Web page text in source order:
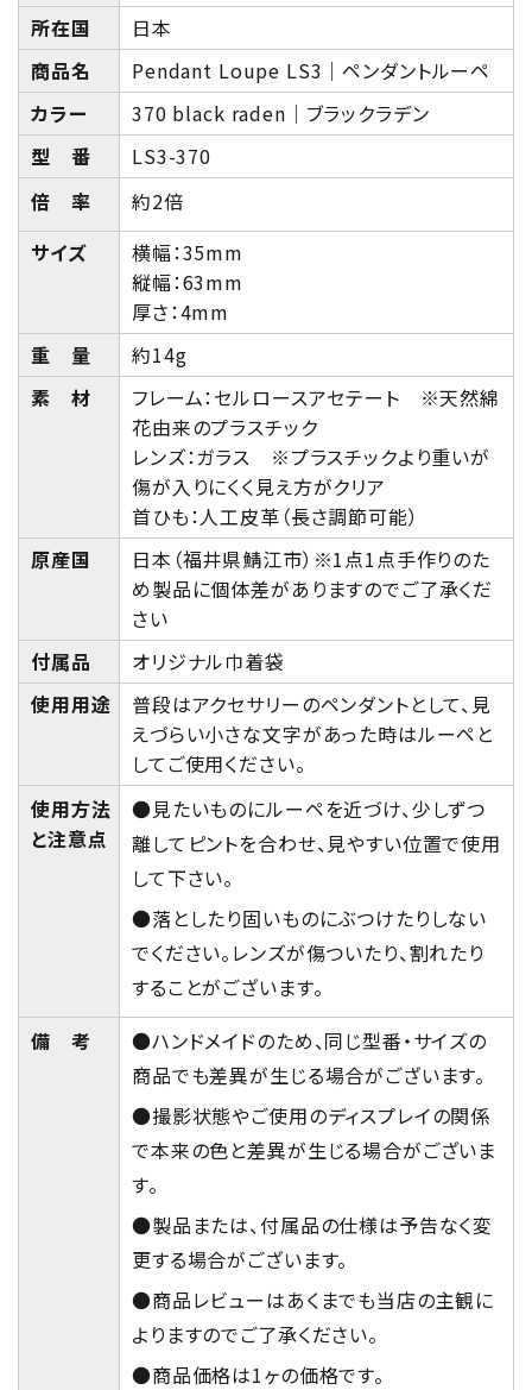
所在国
日本
商品名
Pendant Loupe LS3｜ペンダントルーペ
カラー
370 black raden｜ブラックラデン
型 番
LS3-370
倍 率
約2倍
サイズ
横幅：35mm
縦幅：63mm
厚さ：4mm
重 量
約14g
素 材
フレーム：セルロースアセテート ※天然綿
花由来のプラスチック
レンズ：ガラス ※プラスチックより重いが
傷が入りにくく見え方がクリア
首ひも：人工皮革（長さ調節可能）
原産国
日本（福井県鯖江市）※1点1点手作りのた
め製品に個体差がありますのでご了承くだ
さい
付属品
オリジナル巾着袋
使用用途
普段はアクセサリーのペンダントとして、見
えづらい小さな文字があった時はルーペと
してご使用ください。
使用方法
と注意点
●見たいものにルーペを近づけ、少しずつ
離してピントを合わせ、見やすい位置で使用
して下さい。
●落としたり固いものにぶつけたりしない
でください。レンズが傷ついたり、割れたり
することがございます。
備 考
●ハンドメイドのため、同じ型番・サイズの
商品でも差異が生じる場合がございます。
●撮影状態やご使用のディスプレイの関係
で本来の色と差異が生じる場合がございま
す。
●製品または、付属品の仕様は予告なく変
更する場合がございます。
●商品レビューはあくまでも当店の主観に
よりますのでご了承ください。
●商品価格は1ヶの価格です。